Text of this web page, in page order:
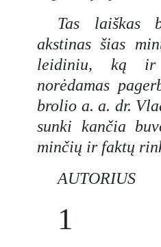
Tas laiškas
akstinas šias
leidiniu, ką ir
norėdamas
brolio a. a. dr.
sunki kančia
minčių ir faktų
AUTORIUS
1